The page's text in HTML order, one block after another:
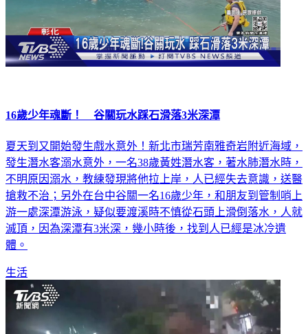
16歲少年魂斷！ 谷關玩水踩石滑落3米深潭
夏天到又開始發生戲水意外！新北市瑞芳南雅奇岩附近海域，
發生潛水客溺水意外，一名38歲黃姓潛水客，著水肺潛水時，
不明原因溺水，教練發現將他拉上岸，人已經失去意識，送醫
搶救不治；另外在台中谷關一名16歲少年，和朋友到管制哨上
游一處深潭游泳，疑似要渡溪時不慎從石頭上滑倒落水，人就
滅頂，因為深潭有3米深，幾小時後，找到人已經是冰冷遺
體。
生活